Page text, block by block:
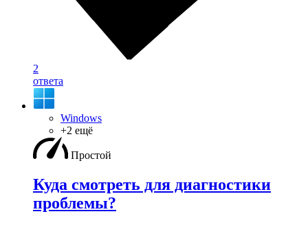
2
ответа
Windows
+2 ещё
Простой
Куда смотреть для диагностики
проблемы?